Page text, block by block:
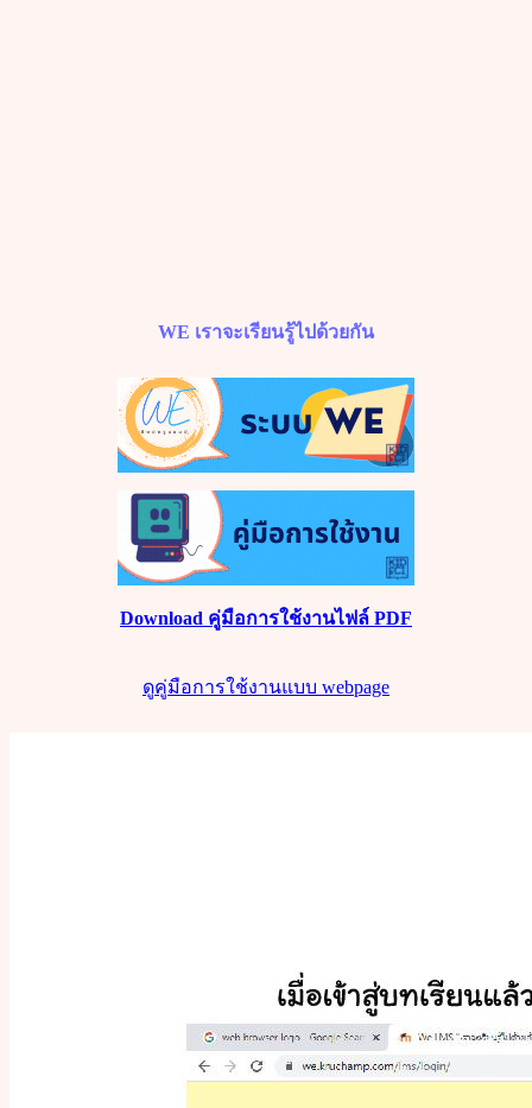
WE เราจะเรียนรู้ไปด้วยกัน
Download คู่มือการใช้งานไฟล์ PDF
ดูคู่มือการใช้งานแบบ webpage